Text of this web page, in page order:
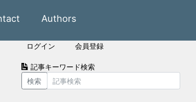
Authors
ログイン 会員登録
記事キーワード検索
検索